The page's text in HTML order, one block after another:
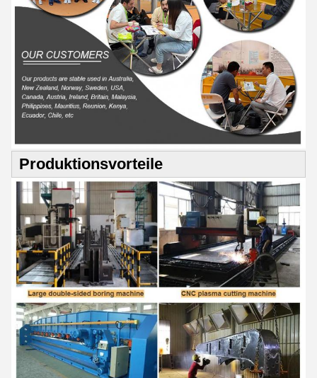
Produktionsvorteile